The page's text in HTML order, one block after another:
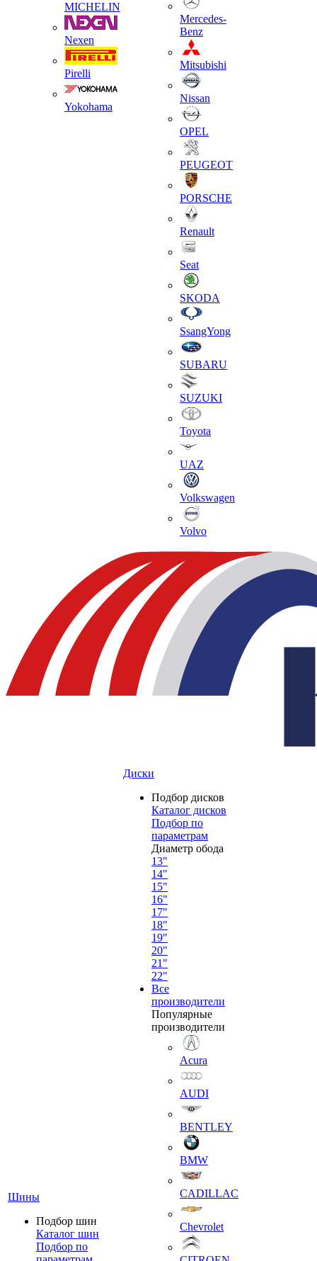
MICHELIN
Nexen
Pirelli
Yokohama
Mercedes-
Benz
Mitsubishi
Nissan
OPEL
PEUGEOT
PORSCHE
Renault
Seat
SKODA
SsangYong
SUBARU
SUZUKI
Toyota
UAZ
Volkswagen
Volvo
Шины
Подбор шин
Каталог шин
Подбор по
Диски
Подбор дисков
Каталог дисков
Подбор по
параметрам
Диаметр обода
13"
14"
15"
16"
17"
18"
19"
20"
21"
22"
Все
производители
Популярные
производители
Acura
AUDI
BENTLEY
BMW
CADILLAC
Chevrolet